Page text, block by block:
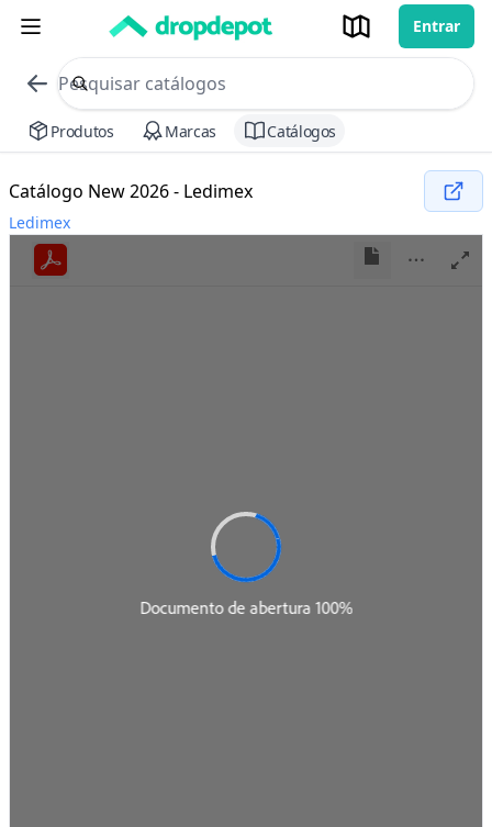
Entrar
commerce search no header
Procurar
Produtos Marcas Catálogos
Catálogo New 2026 - Ledimex
Ledimex